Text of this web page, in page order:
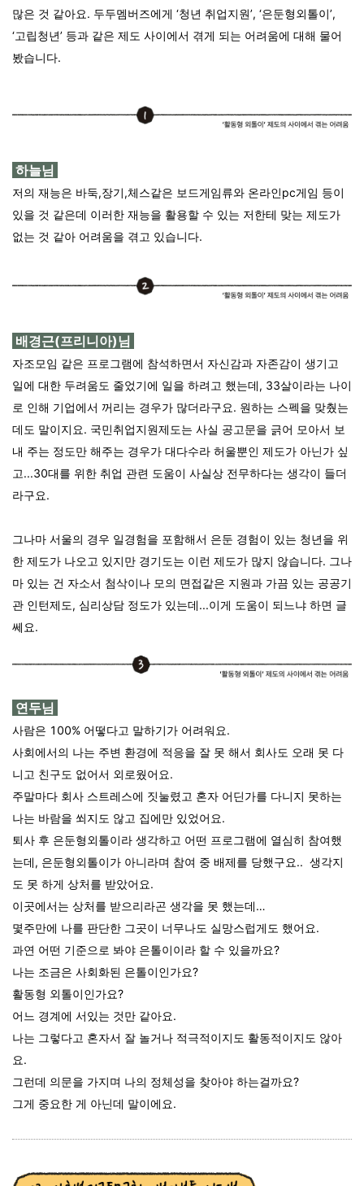
많은 것 같아요. 두두멤버즈에게 ‘청년 취업지원’, ‘은둔형외톨이’,
‘고립청년’ 등과 같은 제도 사이에서 겪게 되는 어려움에 대해 물어
봤습니다.
하늘님
저의 재능은 바둑,장기,체스같은 보드게임류와 온라인pc게임 등이
있을 것 같은데 이러한 재능을 활용할 수 있는 저한테 맞는 제도가
없는 것 같아 어려움을 겪고 있습니다.
배경근(프리니아)님
자조모임 같은 프로그램에 참석하면서 자신감과 자존감이 생기고
일에 대한 두려움도 줄었기에 일을 하려고 했는데, 33살이라는 나이
로 인해 기업에서 꺼리는 경우가 많더라구요. 원하는 스펙을 맞췄는
데도 말이지요. 국민취업지원제도는 사실 공고문을 긁어 모아서 보
내 주는 정도만 해주는 경우가 대다수라 허울뿐인 제도가 아닌가 싶
고...30대를 위한 취업 관련 도움이 사실상 전무하다는 생각이 들더
라구요.
그나마 서울의 경우 일경험을 포함해서 은둔 경험이 있는 청년을 위
한 제도가 나오고 있지만 경기도는 이런 제도가 많지 않습니다. 그나
마 있는 건 자소서 첨삭이나 모의 면접같은 지원과 가끔 있는 공공기
관 인턴제도, 심리상담 정도가 있는데...이게 도움이 되느냐 하면 글
쎄요.
연두님
사람은 100% 어떻다고 말하기가 어려워요.
사회에서의 나는 주변 환경에 적응을 잘 못 해서 회사도 오래 못 다
니고 친구도 없어서 외로웠어요.
주말마다 회사 스트레스에 짓눌렸고 혼자 어딘가를 다니지 못하는
나는 바람을 쐬지도 않고 집에만 있었어요.
퇴사 후 은둔형외톨이라 생각하고 어떤 프로그램에 열심히 참여했
는데, 은둔형외톨이가 아니라며 참여 중 배제를 당했구요.. 생각지
도 못 하게 상처를 받았어요.
이곳에서는 상처를 받으리라곤 생각을 못 했는데…
몇주만에 나를 판단한 그곳이 너무나도 실망스럽게도 했어요.
과연 어떤 기준으로 봐야 은톨이이라 할 수 있을까요?
나는 조금은 사회화된 은톨이인가요?
활동형 외톨이인가요?
어느 경계에 서있는 것만 같아요.
나는 그렇다고 혼자서 잘 놀거나 적극적이지도 활동적이지도 않아
요.
그런데 의문을 가지며 나의 정체성을 찾아야 하는걸까요?
그게 중요한 게 아닌데 말이에요.